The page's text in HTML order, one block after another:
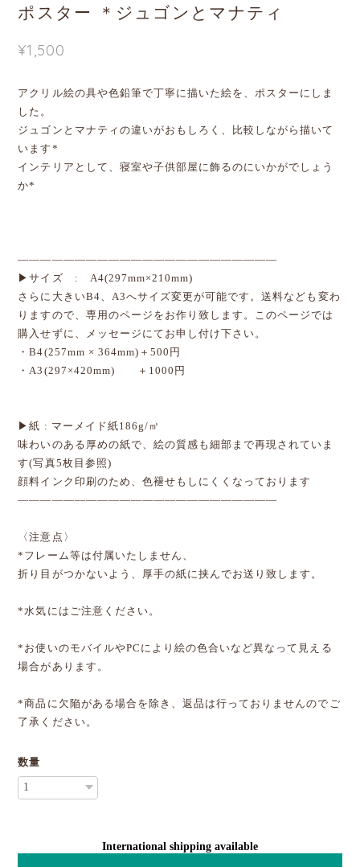
ポスター ＊ジュゴンとマナティ
¥1,500
アクリル絵の具や色鉛筆で丁寧に描いた絵を、ポスターにしま
した。
ジュゴンとマナティの違いがおもしろく、比較しながら描いて
います*
インテリアとして、寝室や子供部屋に飾るのにいかがでしょう
か*
―――――――――――――――――――――――
▶サイズ : A4(297mm×210mm)
さらに大きいB4、A3へサイズ変更が可能です。送料なども変わ
りますので、専用のページをお作り致します。このページでは
購入せずに、メッセージにてお申し付け下さい。
・B4(257mm × 364mm)＋500円
・A3(297×420mm) ＋1000円
▶紙 : マーメイド紙186g/㎡
味わいのある厚めの紙で、絵の質感も細部まで再現されていま
す(写真5枚目参照)
顔料インク印刷のため、色褪せもしにくくなっております
―――――――――――――――――――――――
〈注意点〉
*フレーム等は付属いたしません、
折り目がつかないよう、厚手の紙に挟んでお送り致します。
*水気にはご注意ください。
*お使いのモバイルやPCにより絵の色合いなど異なって見える
場合があります。
*商品に欠陥がある場合を除き、返品は行っておりませんのでご
了承ください。
数量
International shipping available